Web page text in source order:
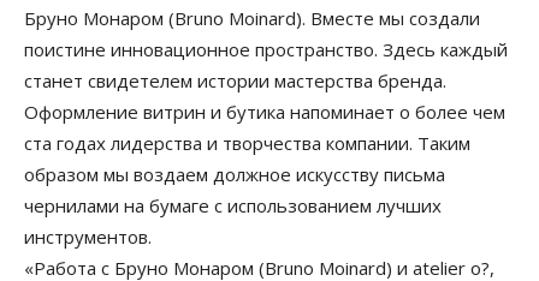
Бруно Монаром (Bruno Moinard). Вместе мы создали
поистине инновационное пространство. Здесь каждый
станет свидетелем истории мастерства бренда.
Оформление витрин и бутика напоминает о более чем
ста годах лидерства и творчества компании. Таким
образом мы воздаем должное искусству письма
чернилами на бумаге с использованием лучших
инструментов.
«Работа с Бруно Монаром (Bruno Moinard) и atelier o?,